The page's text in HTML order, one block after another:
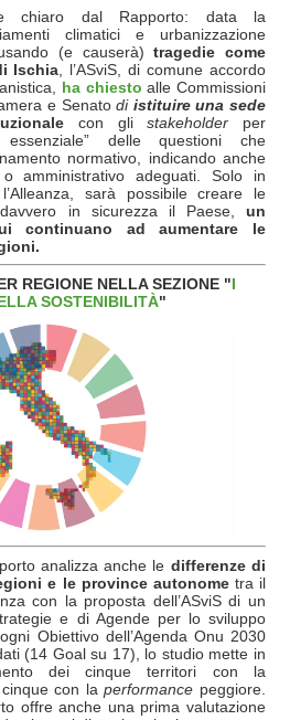
chiaro dal Rapporto: data la
climatici e urbanizzazione
(e causerà)tragedie come
Ischia , l’ASviS, di comune accordo
ha chiesto alle Commissioni
e Senatodi istituire una sede
con glistakeholder per
delle questioni che
normativo, indicando anche
amministrativo adeguati. Solo in
sarà possibile creare le
in sicurezza il Paese,
un
continuano ad aumentare le
REGIONE NELLA SEZIONE "I
SOSTENIBILITÀ"
analizza anche le differenze di
e le province autonometra il
con la proposta dell’ASviS di un
e di Agende per lo sviluppo
Obiettivo dell’Agenda Onu 2030
(14 Goal su 17), lo studio mette in
dei cinque territori con la
con laperformance peggiore.
offre anche una prima valutazione